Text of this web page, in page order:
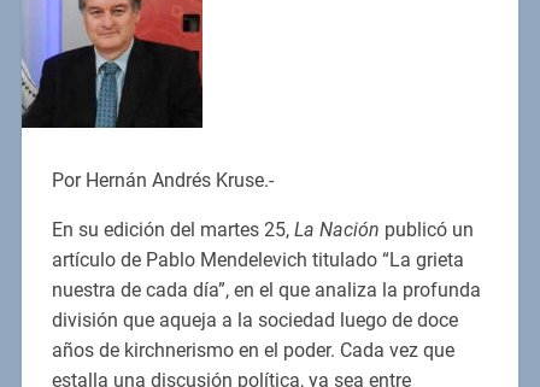
Por Hernán Andrés Kruse.-
En su edición del martes 25, La Nación publicó un
artículo de Pablo Mendelevich titulado “La grieta
nuestra de cada día”, en el que analiza la profunda
división que aqueja a la sociedad luego de doce
años de kirchnerismo en el poder. Cada vez que
estalla una discusión política, ya sea entre